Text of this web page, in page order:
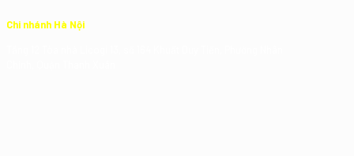
Chi nhánh Hà Nội